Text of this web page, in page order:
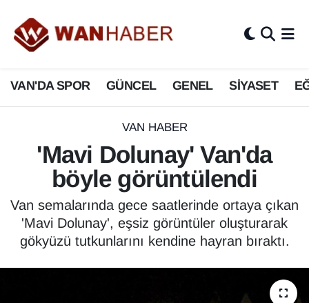
VAN'DA SPOR GÜNCEL GENEL SİYASET
VAN HABER
'Mavi Dolunay' Van'da
böyle görüntülendi
Van semalarında gece saatlerinde ortaya çıkan
'Mavi Dolunay', eşsiz görüntüler oluşturarak
gökyüzü tutkunlarını kendine hayran bıraktı.
3.SAYFA
ASAYİŞ
BİLİM VE TEKNOLOJİ
Biyografi
Bölge Haberleri
ÇEVRE
Van Nöbetçi Eczaneler
Van Hava Durumu
Van Namaz Vakitleri
Van Trafik Yoğunluk Haritası
Süper Lig Puan Durumu ve Fikstür
Tüm Manşetler